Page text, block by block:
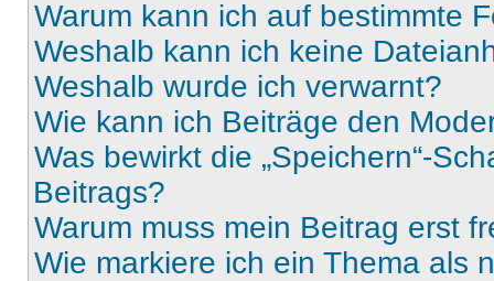
Warum kann ich auf bestimmte
Weshalb kann ich keine
Weshalb wurde ich verwarnt?
Wie kann ich Beiträge den
Was bewirkt die „Speichern“-
Beitrags?
Warum muss mein Beitrag erst
Wie markiere ich ein Thema als